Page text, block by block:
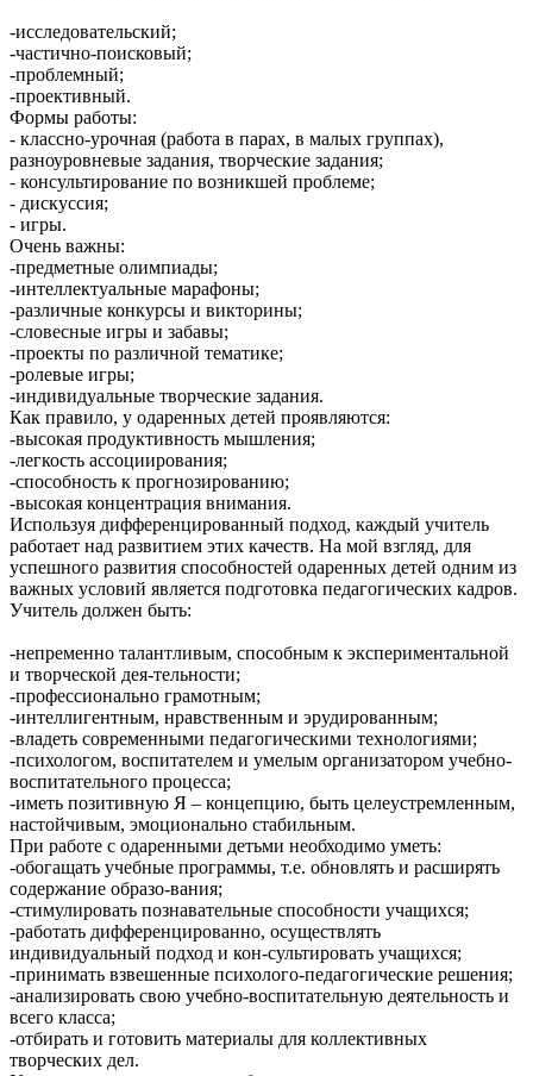
-исследовательский;
-частично-поисковый;
-проблемный;
-проективный.
Формы работы:
- классно-урочная (работа в парах, в малых группах),
разноуровневые задания, творческие задания;
- консультирование по возникшей проблеме;
- дискуссия;
- игры.
Очень важны:
-предметные олимпиады;
-интеллектуальные марафоны;
-различные конкурсы и викторины;
-словесные игры и забавы;
-проекты по различной тематике;
-ролевые игры;
-индивидуальные творческие задания.
Как правило, у одаренных детей проявляются:
-высокая продуктивность мышления;
-легкость ассоциирования;
-способность к прогнозированию;
-высокая концентрация внимания.
Используя дифференцированный подход, каждый учитель
работает над развитием этих качеств. На мой взгляд, для
успешного развития способностей одаренных детей одним из
важных условий является подготовка педагогических кадров.
Учитель должен быть:
-непременно талантливым, способным к экспериментальной
и творческой дея-тельности;
-профессионально грамотным;
-интеллигентным, нравственным и эрудированным;
-владеть современными педагогическими технологиями;
-психологом, воспитателем и умелым организатором учебно-
воспитательного процесса;
-иметь позитивную Я – концепцию, быть целеустремленным,
настойчивым, эмоционально стабильным.
При работе с одаренными детьми необходимо уметь:
-обогащать учебные программы, т.е. обновлять и расширять
содержание образо-вания;
-стимулировать познавательные способности учащихся;
-работать дифференцированно, осуществлять
индивидуальный подход и кон-сультировать учащихся;
-принимать взвешенные психолого-педагогические решения;
-анализировать свою учебно-воспитательную деятельность и
всего класса;
-отбирать и готовить материалы для коллективных
творческих дел.